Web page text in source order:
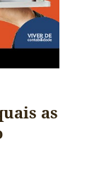
as